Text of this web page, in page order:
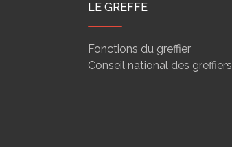
LE GREFFE
Fonctions du greffier
Conseil national des greffiers